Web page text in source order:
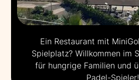
Ein Restaurant mit
Spielplatz? Willkommen im
für hungrige Familien und
Padel-Spieler!